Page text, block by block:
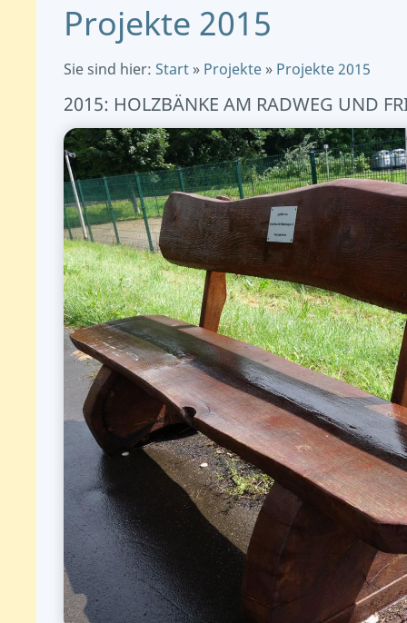
Projekte 2015
Sie sind hier: Start » Projekte » Projekte 2015
2015: HOLZBÄNKE AM RADWEG UND